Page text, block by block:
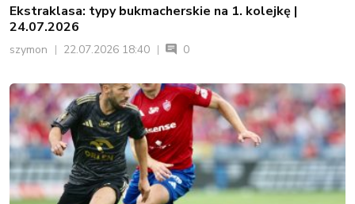
Ekstraklasa: typy bukmacherskie na 1. kolejkę |
24.07.2026
szymon 22.07.2026 18:40 0